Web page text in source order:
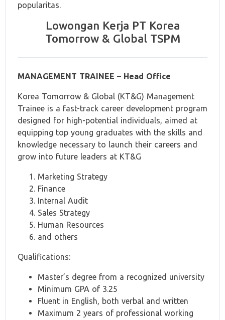
popularitas.
Lowongan Kerja PT Korea
Tomorrow & Global TSPM
MANAGEMENT TRAINEE – Head Office
Korea Tomorrow & Global (KT&G) Management
Trainee is a fast-track career development program
designed for high-potential individuals, aimed at
equipping top young graduates with the skills and
knowledge necessary to launch their careers and
grow into future leaders at KT&G
Marketing Strategy
Finance
Internal Audit
Sales Strategy
Human Resources
and others
Qualifications:
Master’s degree from a recognized university
Minimum GPA of 3.25
Fluent in English, both verbal and written
Maximum 2 years of professional working